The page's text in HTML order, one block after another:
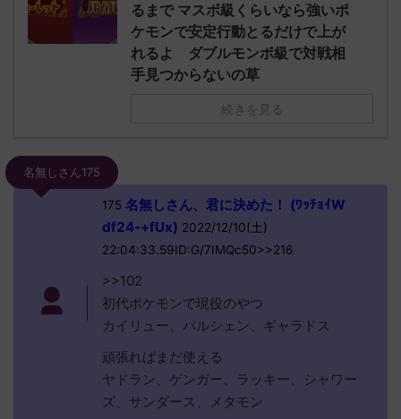
るまで マスボ級くらいなら強いポ
ケモンで安定行動とるだけで上が
れるよ ダブルモンボ級で対戦相
手見つからないの草
続きを見る
名無しさん175
175名無しさん、君に決めた！ (ﾜｯﾁｮｲW
df24-+fUx) 2022/12/10(土)
22:04:33.59ID:G/7IMQc50>>216
>>102
初代ポケモンで現役のやつ
カイリュー、パルシェン、ギャラドス
頑張ればまだ使える
ヤドラン、ゲンガー、ラッキー、シャワー
ズ、サンダース、メタモン